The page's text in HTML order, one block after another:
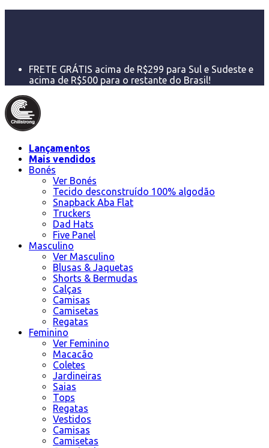
FRETE GRÁTIS acima de R$299 para Sul e Sudeste e
acima de R$500 para o restante do Brasil!
Lançamentos
Mais vendidos
Bonés
Ver Bonés
Tecido desconstruído 100% algodão
Snapback Aba Flat
Truckers
Dad Hats
Five Panel
Masculino
Ver Masculino
Blusas & Jaquetas
Shorts & Bermudas
Calças
Camisas
Camisetas
Regatas
Feminino
Ver Feminino
Macacão
Coletes
Jardineiras
Saias
Tops
Regatas
Vestidos
Camisas
Camisetas